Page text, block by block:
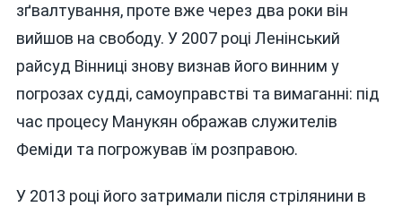
зґвалтування, проте вже через два роки він
вийшов на свободу. У 2007 році Ленінський
райсуд Вінниці знову визнав його винним у
погрозах судді, самоуправстві та вимаганні: під
час процесу Манукян ображав служителів
Феміди та погрожував їм розправою.
У 2013 році його затримали після стрілянини в